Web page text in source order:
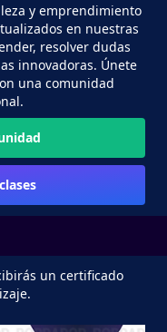
y emprendimiento
en nuestras
resolver dudas
innovadoras. Únete
una comunidad
un certificado